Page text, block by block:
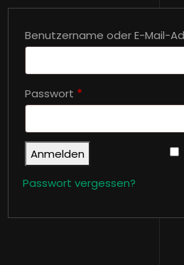
Benutzername oder E-Mail-
Passwort *Erforderlich
Anmelden
Passwort vergessen?